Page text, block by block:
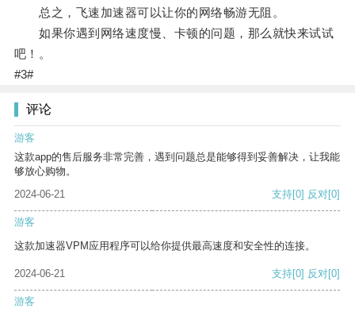
总之，飞速加速器可以让你的网络畅游无阻。
如果你遇到网络速度慢、卡顿的问题，那么就快来试试
吧！。
#3#
评论
游客
这款app的售后服务非常完善，遇到问题总是能够得到妥善解决，让我能
够放心购物。
2024-06-21
支持[0] 反对[0]
游客
这款加速器VPM应用程序可以给你提供最高速度和安全性的连接。
2024-06-21 支持[0] 反对[0]
游客